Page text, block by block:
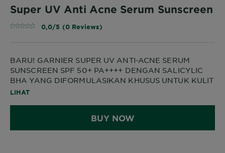
Super UV Anti Acne Serum Sunscreen
0,0/5 (0 Reviews)
BARU! GARNIER SUPER UV ANTI-ACNE SERUM
SUNSCREEN SPF 50+ PA++++ DENGAN SALICYLIC
BHA YANG DIFORMULASIKAN KHUSUS UNTUK KULIT
BERMINYAK DAN ACNE-PRONE SKIN
perlindungan optimal dari sinar UVA & UVB.
Diperkaya 6% dry touch powders (5% silica + 1%
LIHAT
BUY NOW